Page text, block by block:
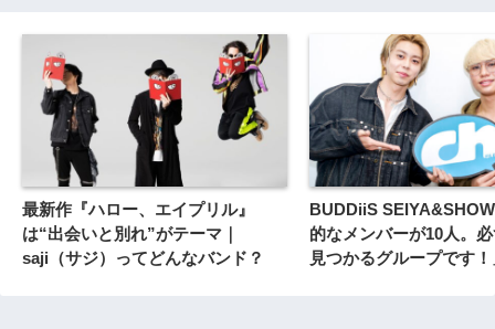
最新作『ハロー、エイプリル』
は“出会いと別れ”がテーマ｜
saji（サジ）ってどんなバンド？
BUDDiiS
的なメンバーが10人。
見つかるグループです